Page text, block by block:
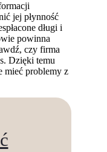
jej płynność
długi i
powinna
czy firma
Dzięki temu
mieć problemy z